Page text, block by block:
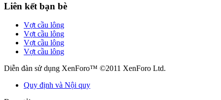
Liên kết bạn bè
Vợt cầu lông
Vợt cầu lông
Vợt cầu lông
Vợt cầu lông
Diễn đàn sử dụng XenForo™ ©2011 XenForo Ltd.
Quy định và Nội quy